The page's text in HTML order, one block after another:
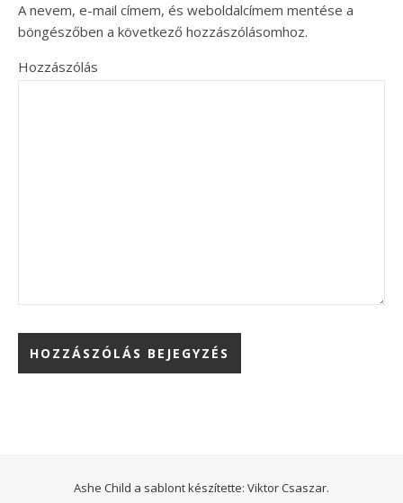
A nevem, e-mail címem, és weboldalcímem mentése a
böngészőben a következő hozzászólásomhoz.
Hozzászólás
Ashe Child a sablont készítette: Viktor Csaszar.